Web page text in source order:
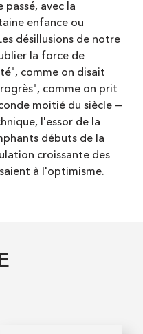
passé, avec la
enfance ou
désillusions de notre
la force de
comme on disait
comme on prit
moitié du siècle —
l'essor de la
débuts de la
croissante des
à l'optimisme.